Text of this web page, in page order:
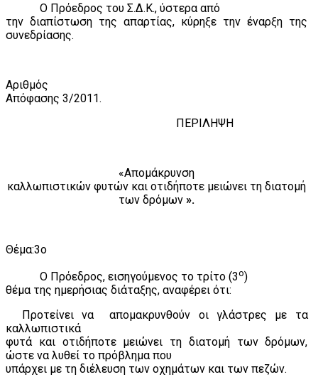
Ο Πρόεδρος του Σ.Δ.Κ., ύστερα από
την διαπίστωση της απαρτίας, κύρηξε την έναρξη της
συνεδρίασης.
Αριθμός
Απόφασης 3/2011.
ΠΕΡΙΛΗΨΗ
«Απομάκρυνση
καλλωπιστικών φυτών και οτιδήποτε μειώνει τη διατομή
των δρόμων».
Θέμα:3ο
Ο Πρόεδρος, εισηγούμενος το τρίτο (3ο)
θέμα της ημερήσιας διάταξης, αναφέρει ότι:
Προτείνει να
απομακρυνθούν οι γλάστρες με τα
καλλωπιστικά
φυτά και οτιδήποτε μειώνει τη διατομή των δρόμων,
ώστε να λυθεί το πρόβλημα που
υπάρχει με τη διέλευση των οχημάτων και των πεζών.